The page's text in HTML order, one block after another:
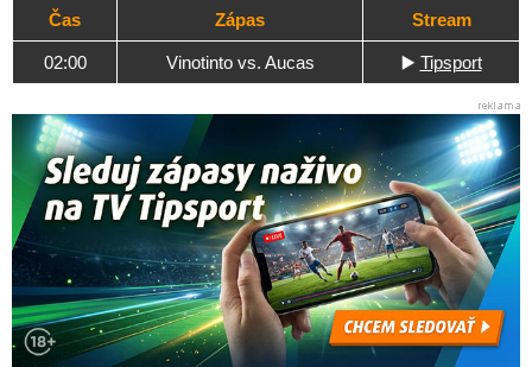
Čas Zápas Stream
02:00 Vinotinto vs. Aucas ▶️ Tipsport